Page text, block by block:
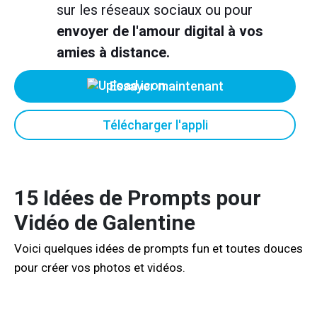
sur les réseaux sociaux ou pour
envoyer de l'amour digital à vos
amies à distance.
Essayer maintenant
Télécharger l'appli
15 Idées de Prompts pour
Vidéo de Galentine
Voici quelques idées de prompts fun et toutes douces
pour créer vos photos et vidéos.